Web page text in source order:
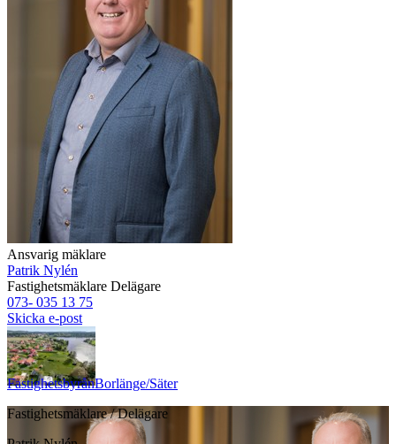
Ansvarig mäklare
Patrik Nylén
Fastighetsmäklare Delägare
073- 035 13 75
Skicka e-post
FastighetsbyrånBorlänge/Säter
Fastighetsmäklare / Delägare